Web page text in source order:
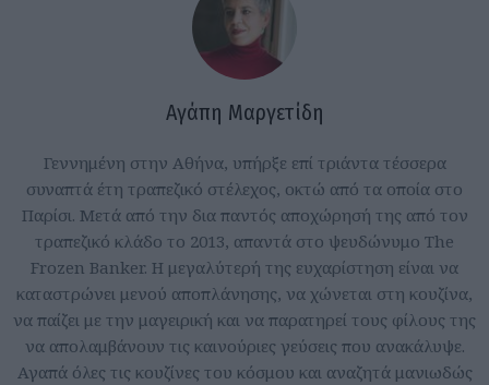
Αγάπη Μαργετίδη
Γεννημένη στην Αθήνα, υπήρξε επί τριάντα τέσσερα
συναπτά έτη τραπεζικό στέλεχος, οκτώ από τα οποία στο
Παρίσι. Μετά από την δια παντός αποχώρησή της από τον
τραπεζικό κλάδο το 2013, απαντά στο ψευδώνυμο The
Frozen Banker. Η μεγαλύτερή της ευχαρίστηση είναι να
καταστρώνει μενού αποπλάνησης, να χώνεται στη κουζίνα,
να παίζει με την μαγειρική και να παρατηρεί τους φίλους της
να απολαμβάνουν τις καινούριες γεύσεις που ανακάλυψε.
Αγαπά όλες τις κουζίνες του κόσμου και αναζητά μανιωδώς